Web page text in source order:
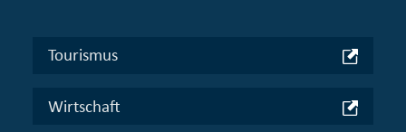
Tourismus
Wirtschaft